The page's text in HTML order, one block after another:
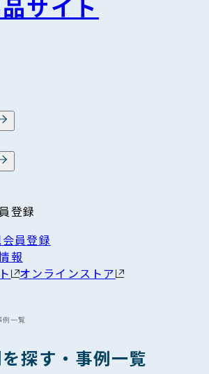
登録
員登録
報
オンラインストア
例一覧
探す・事例一覧